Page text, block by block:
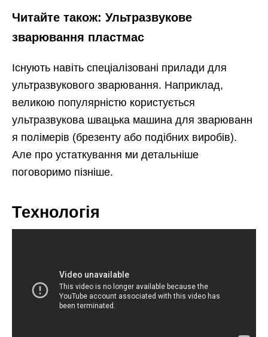
Читайте також: Ультразвукове
зварювання пластмас
Існують навіть спеціалізовані прилади для
ультразвукового зварювання. Наприклад,
великою популярністю користується
ультразвукова швацька машина для зварюванн
я полімерів (брезенту або подібних виробів).
Але про устаткування ми детальніше
поговоримо пізніше.
Технологія